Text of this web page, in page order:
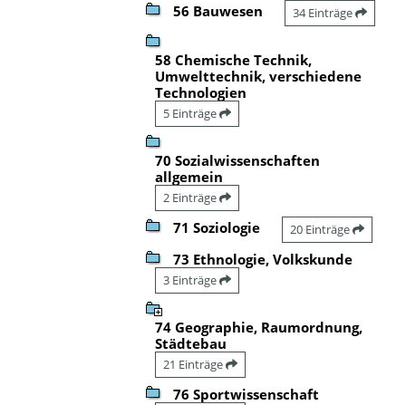
56 Bauwesen 34 Einträge
58 Chemische Technik,
Umwelttechnik, verschiedene
Technologien
5 Einträge
70 Sozialwissenschaften
allgemein
2 Einträge
71 Soziologie 20 Einträge
73 Ethnologie, Volkskunde
3 Einträge
74 Geographie, Raumordnung,
Städtebau
21 Einträge
76 Sportwissenschaft